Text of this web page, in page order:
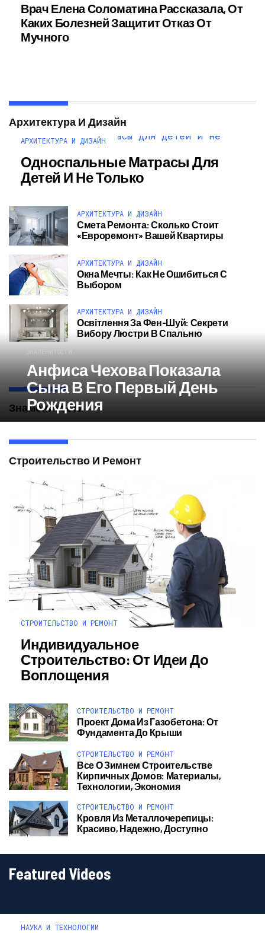
Врач Елена Соломатина Рассказала, От
Каких Болезней Защитит Отказ От
Мучного
Архитектура И Дизайн
АРХИТЕКТУРА И ДИЗАЙН
Односпальные Матрасы Для
Детей И Не Только
АРХИТЕКТУРА И ДИЗАЙН
Смета Ремонта: Сколько Стоит
«евроремонт» Вашей Квартиры
АРХИТЕКТУРА И ДИЗАЙН
Окна Мечты: Как Не Ошибиться С
Выбором
АРХИТЕКТУРА И ДИЗАЙН
Освітлення За Фен-Шуй: Секрети
Вибору Люстри В Спальню
Знаменитости
ЗНАМЕНИТОСТИ
Анфиса Чехова Показала
Сына В Его Первый День
Рождения
Строительство И Ремонт
СТРОИТЕЛЬСТВО И РЕМОНТ
Индивидуальное
Строительство: От Идеи До
Воплощения
СТРОИТЕЛЬСТВО И РЕМОНТ
Проект Дома Из Газобетона: От
Фундамента До Крыши
СТРОИТЕЛЬСТВО И РЕМОНТ
Все О Зимнем Строительстве
Кирпичных Домов: Материалы,
Технологии, Экономия
СТРОИТЕЛЬСТВО И РЕМОНТ
Кровля Из Металлочерепицы:
Красиво, Надежно, Доступно
Featured Videos
НАУКА И ТЕХНОЛОГИИ